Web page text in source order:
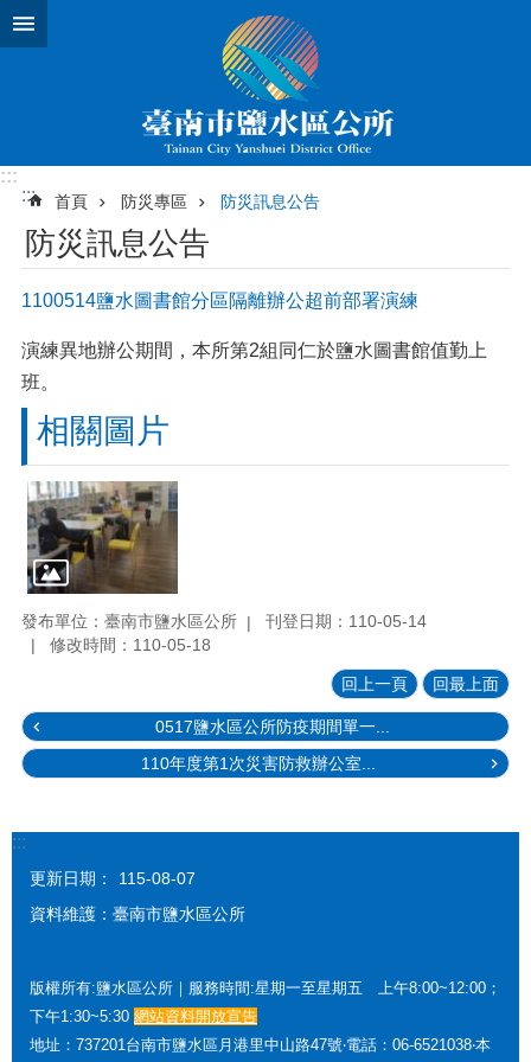
跳到主要內容區塊
:::
:::
首頁 防災專區 防災訊息公告
防災訊息公告
1100514鹽水圖書館分區隔離辦公超前部署演練
演練異地辦公期間，本所第2組同仁於鹽水圖書館值勤上
班。
相關圖片
發布單位：臺南市鹽水區公所
刊登日期：110-05-14
修改時間：110-05-18
回上一頁 回最上面
0517鹽水區公所防疫期間單一...
110年度第1次災害防救辦公室...
:::
更新日期：
115-08-07
資料維護：臺南市鹽水區公所
版權所有:鹽水區公所｜服務時間:星期一至星期五 上午8:00~12:00；
下午1:30~5:30 網站資料開放宣告
地址：737201台南市鹽水區月港里中山路47號‧電話：06-6521038‧本